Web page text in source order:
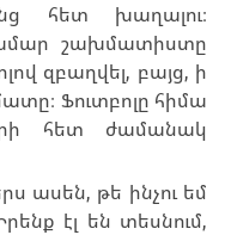
հետ խաղալու։
շախմատիստը
զբաղվել, բայց, ի
Ֆուտբոլը հիմա
հետ ժամանակ
ասեն, թե ինչու եմ
էլ են տեսնում,